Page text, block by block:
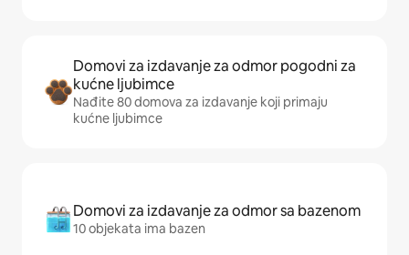
Domovi za izdavanje za odmor pogodni za
kućne ljubimce
Nađite 80 domova za izdavanje koji primaju
kućne ljubimce
Domovi za izdavanje za odmor sa bazenom
10 objekata ima bazen